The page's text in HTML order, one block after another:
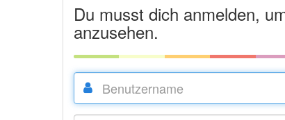
Du musst dich anmelden,
anzusehen.